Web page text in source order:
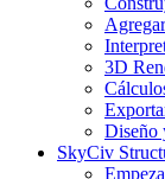
3D
Diseño
SkyCiv